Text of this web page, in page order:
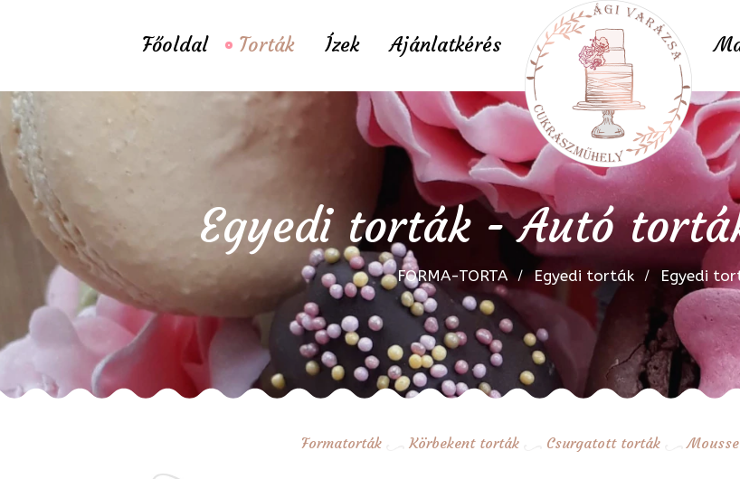
Főoldal Torták Ízek Ajánlatkérés
Egyedi torták - Autó
FORMA-TORTA Egyedi torták Egyedi
Formatorták Körbekent torták Csurgatott torták